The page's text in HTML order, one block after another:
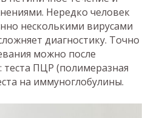
Нередко человек
несколькими вирусами
диагностику. Точно
можно после
теста ПЦР (полимеразная
на иммуноглобулины.